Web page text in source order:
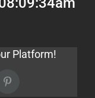
Platform!